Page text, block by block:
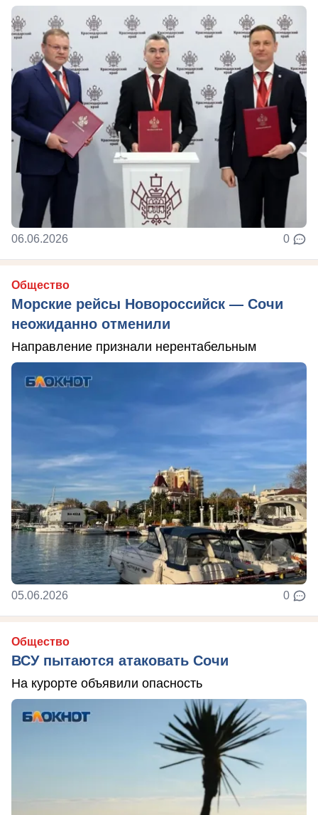
06.06.2026 0
Общество
Морские рейсы Новороссийск — Сочи
неожиданно отменили
Направление признали нерентабельным
05.06.2026 0
Общество
ВСУ пытаются атаковать Сочи
На курорте объявили опасность